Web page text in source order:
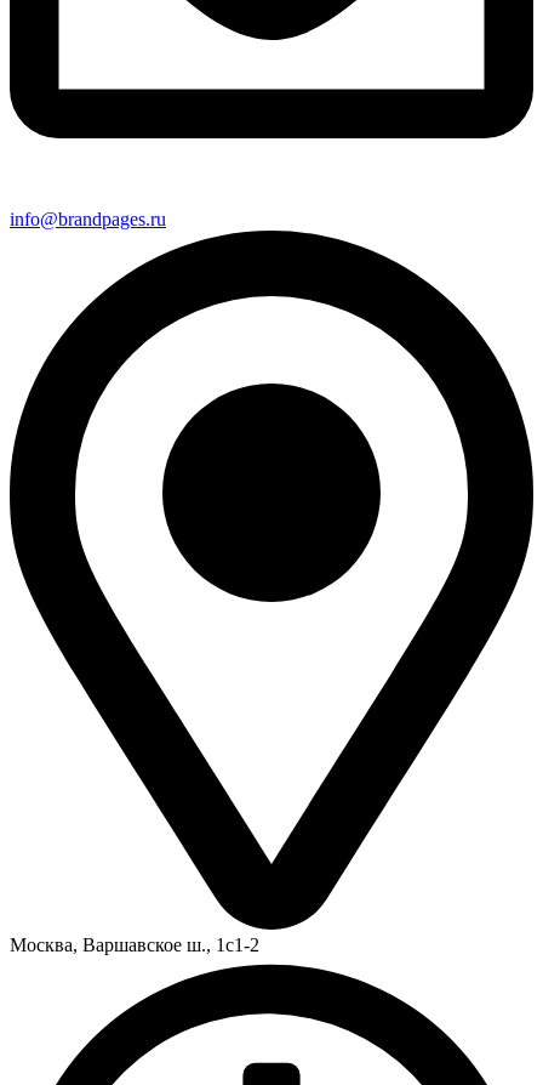
info@brandpages.ru
Москва, Варшавское ш., 1с1-2